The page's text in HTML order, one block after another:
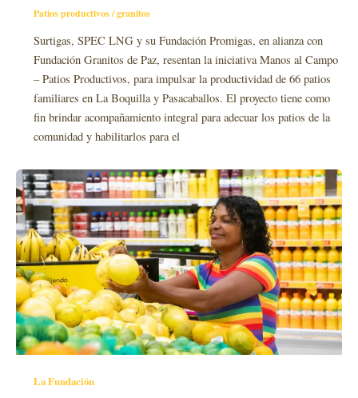
Patios productivos/granitos
Surtigas, SPEC LNG y su Fundación Promigas, en alianza con
Fundación Granitos de Paz, resentan la iniciativa Manos al Campo
– Patios Productivos, para impulsar la productividad de 66 patios
familiares en La Boquilla y Pasacaballos. El proyecto tiene como
fin brindar acompañamiento integral para adecuar los patios de la
comunidad y habilitarlos para el
La Fundación